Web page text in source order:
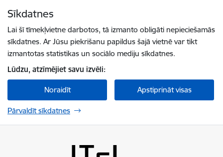
Sīkdatnes
Lai šī tīmekļvietne darbotos, tā izmanto obligāti nepieciešamās
sīkdatnes. Ar Jūsu piekrišanu papildus šajā vietnē var tikt
izmantotas statistikas un sociālo mediju sīkdatnes.
Lūdzu, atzīmējiet savu izvēli:
Noraidīt Apstiprināt visas
Pārvaldīt sīkdatnes